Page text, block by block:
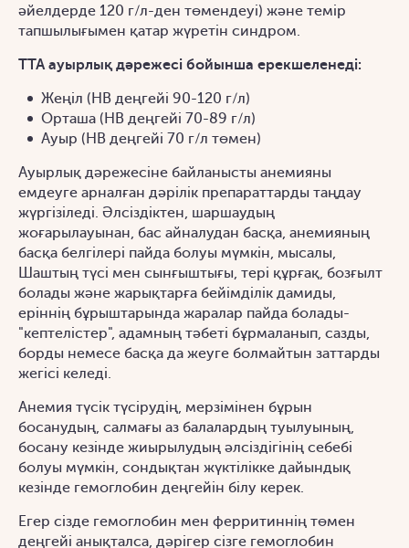
әйелдерде 120 г/л-ден төмендеуі) және темір
тапшылығымен қатар жүретін синдром.
ТТА ауырлық дәрежесі бойынша ерекшеленеді:
Жеңіл (HB деңгейі 90-120 г/л)
Орташа (HB деңгейі 70-89 г/л)
Ауыр (HB деңгейі 70 г/л төмен)
Ауырлық дәрежесіне байланысты анемияны
емдеуге арналған дәрілік препараттарды таңдау
жүргізіледі. Әлсіздіктен, шаршаудың
жоғарылауынан, бас айналудан басқа, анемияның
басқа белгілері пайда болуы мүмкін, мысалы,
Шаштың түсі мен сынғыштығы, тері құрғақ, бозғылт
болады және жарықтарға бейімділік дамиды,
еріннің бұрыштарында жаралар пайда болады-
"кептелістер", адамның тәбеті бұрмаланып, сазды,
борды немесе басқа да жеуге болмайтын заттарды
жегісі келеді.
Анемия түсік түсірудің, мерзімінен бұрын
босанудың, салмағы аз балалардың туылуының,
босану кезінде жиырылудың әлсіздігінің себебі
болуы мүмкін, сондықтан жүктілікке дайындық
кезінде гемоглобин деңгейін білу керек.
Егер сізде гемоглобин мен ферритиннің төмен
деңгейі анықталса, дәрігер сізге гемоглобин